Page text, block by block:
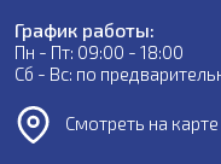
График работы:
Пн - Пт: 09:00 - 18:00
Сб - Вс: по
Смотреть на карте